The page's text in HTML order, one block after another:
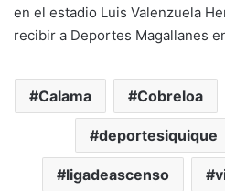
en el estadio Luis Valenzuela
recibir a Deportes Magallanes
Calama Cobreloa
deportesiquique
ligadeascenso